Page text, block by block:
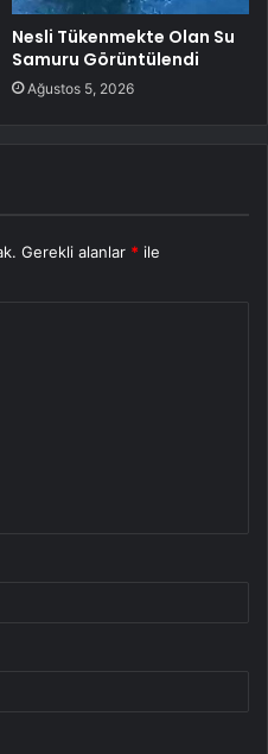
Nesli Tükenmekte Olan Su
Samuru Görüntülendi
Ağustos 5, 2026
Gerekli alanlar * ile